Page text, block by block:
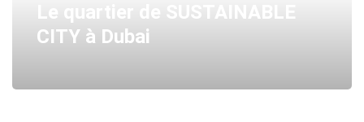
Le quartier de SUSTAINABLE
CITY à Dubai